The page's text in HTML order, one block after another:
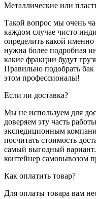
Металлические или
Такой вопрос мы очень
каждом случае чисто
определить какой
нужна более подробная
какие фракции будут
Правильно подобрать
этом профессионалы!
Если ли доставка?
Мы не используем для
доверяем эту часть
экспедиционным
посчитать стоимость
самый выгодный
контейнер самовывозом
Как оплатить товар?
Для оплаты товара вам